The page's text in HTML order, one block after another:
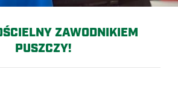
ZAWODNIKIEM
PUSZCZY!